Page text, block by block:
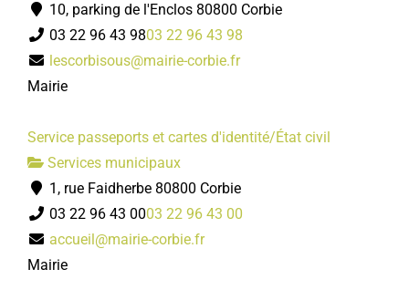
10, parking de l'Enclos 80800 Corbie
03 22 96 43 9803 22 96 43 98
lescorbisous@mairie-corbie.fr
Mairie
Service passeports et cartes d'identité/État civil
Services municipaux
1, rue Faidherbe 80800 Corbie
03 22 96 43 0003 22 96 43 00
accueil@mairie-corbie.fr
Mairie